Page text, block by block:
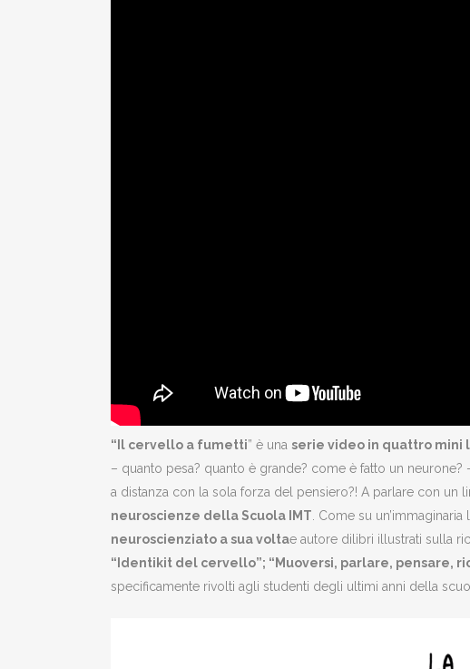
“Il cervello a fumetti” è una serie video in quattro mini
– quanto pesa? quanto è grande? come è fatto un
a distanza con la sola forza del pensiero?! A parlare con
neuroscienze della Scuola IMT . Come su
neuroscienziato a sua voltae autore dilibri illustrati sulla
“Identikit del cervello”; “Muoversi, parlare, pensare,
specificamente rivolti agli studenti degli ultimi anni della